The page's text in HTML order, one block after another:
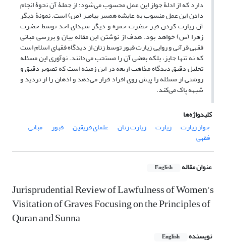
دارد که از ادلۀ جواز این عمل محسوب می‌شود؛ از جملۀ آن نحوۀ انجام
دادن این عمل منسوب به عایشه همسر پیامبر (ص) است. نمونۀ دیگر
آن زیارت کردن قبر حضرت حمزه و دیگر شهدای احد توسط حضرت
زهرا (س) خواهد بود. هدف از نوشتن این مقاله بیان و بررسی مبانی
فقهی قرآنی و روایی زیارت قبور توسط زنان از دیدگاه فقهای اسلام است
که نه تنها جایز، بلکه بعضی آن را مستحب می‌دانند. نوآوری این مسئله
تحلیل دقیق دیدگاه مذاهب اربعه در این زمینه است که تصویر دقیق و
روشنی از مسئله را پیش روی افراد قرار می‌دهد و اذهان را از تردید و
شبهه پاک می‌کند.
کلیدواژه‌ها
جواز زیارت
زیارت زیارت زنان علمای فریقین قبور مبانی
فقهی
عنوان مقاله English
Jurisprudential Review of Lawfulness of Women’s
Visitation of Graves Focusing on the Principles of
Quran and Sunna
نویسنده English